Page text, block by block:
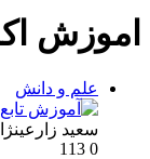
اموزش
علم و دانش
سعید زارعین
0